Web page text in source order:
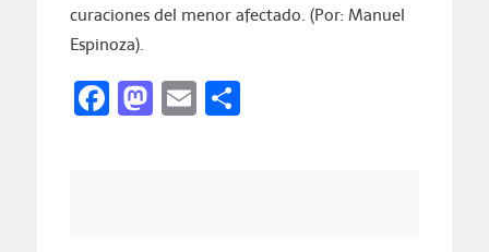
curaciones del menor afectado. (Por: Manuel
Espinoza).
Facebook
Mastodon
EmailCompartir